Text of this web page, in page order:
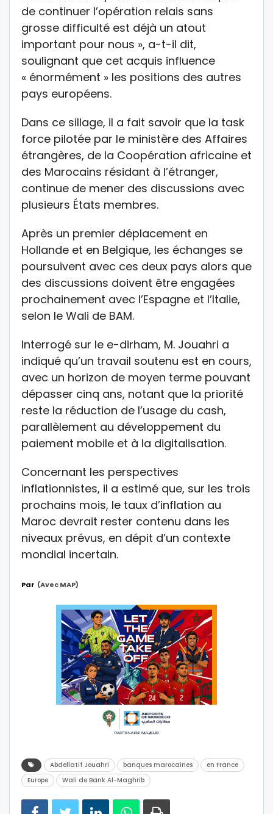
de continuer l’opération relais sans
grosse difficulté est déjà un atout
important pour nous », a-t-il dit,
soulignant que cet acquis influence
« énormément » les positions des autres
pays européens.
Dans ce sillage, il a fait savoir que la task
force pilotée par le ministère des Affaires
étrangères, de la Coopération africaine et
des Marocains résidant à l’étranger,
continue de mener des discussions avec
plusieurs États membres.
Après un premier déplacement en
Hollande et en Belgique, les échanges se
poursuivent avec ces deux pays alors que
des discussions doivent être engagées
prochainement avec l’Espagne et l’Italie,
selon le Wali de BAM.
Interrogé sur le e-dirham, M. Jouahri a
indiqué qu’un travail soutenu est en cours,
avec un horizon de moyen terme pouvant
dépasser cinq ans, notant que la priorité
reste la réduction de l’usage du cash,
parallèlement au développement du
paiement mobile et à la digitalisation.
Concernant les perspectives
inflationnistes, il a estimé que, sur les trois
prochains mois, le taux d’inflation au
Maroc devrait rester contenu dans les
niveaux prévus, en dépit d’un contexte
mondial incertain.
Par (avec MAP)
Abdellatif Jouahri banques marocaines
en France
Europe
Wali de Bank Al-Maghrib